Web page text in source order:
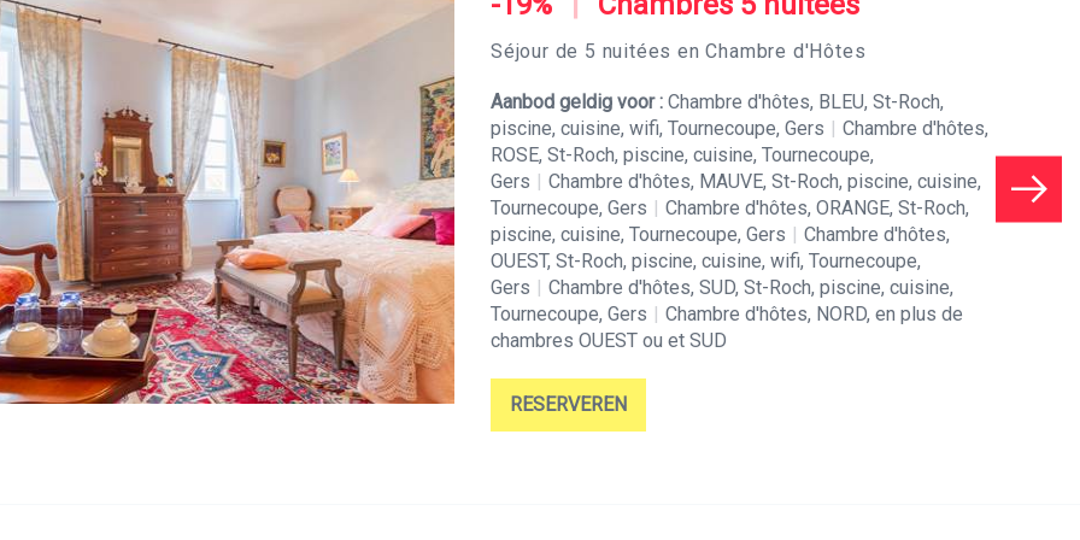
Séjour de 5 nuitées en Chambre d'Hôtes
Aanbod geldig voor : Chambre d'hôtes, BLEU, St-Roch,
piscine, cuisine, wifi, Tournecoupe, Gers
Chambre d'hôtes,
ROSE, St-Roch, piscine, cuisine, Tournecoupe,
Gers
Chambre d'hôtes, MAUVE, St-Roch, piscine, cuisine,
Tournecoupe, Gers
Chambre d'hôtes, ORANGE, St-Roch,
piscine, cuisine, Tournecoupe, Gers
Chambre d'hôtes,
OUEST, St-Roch, piscine, cuisine, wifi, Tournecoupe,
Gers
Chambre d'hôtes, SUD, St-Roch, piscine, cuisine,
Tournecoupe, Gers
Chambre d'hôtes, NORD, en plus de
chambres OUEST ou et SUD
RESERVEREN